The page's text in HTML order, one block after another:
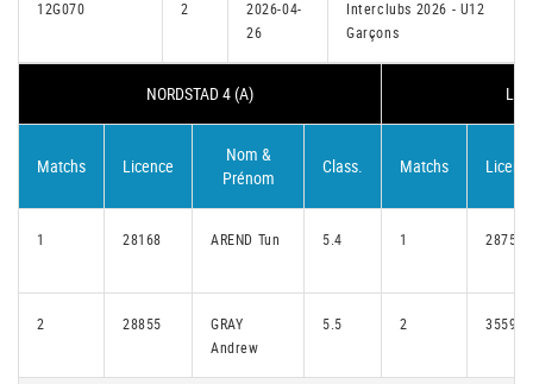
12G070 2
2026-04-
26
Interclubs 2026 - U12
Garçons
NORDSTAD 4 (A)
Matchs Licence
Nom &
Prénom
Class. Matchs
1 28168 AREND Tun 5.4 1 28755
2 28855
GRAY
Andrew
5.5 2 35590